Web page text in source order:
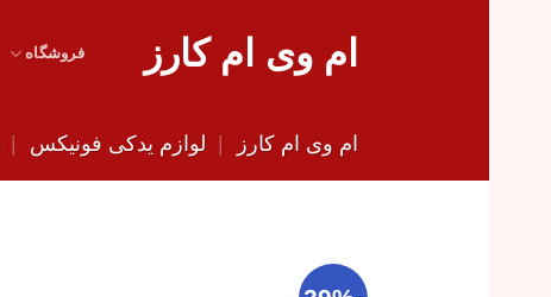
ام وی ام کارز فروشگاه
ام وی ام کارز | لوازم یدکی فونیکس |